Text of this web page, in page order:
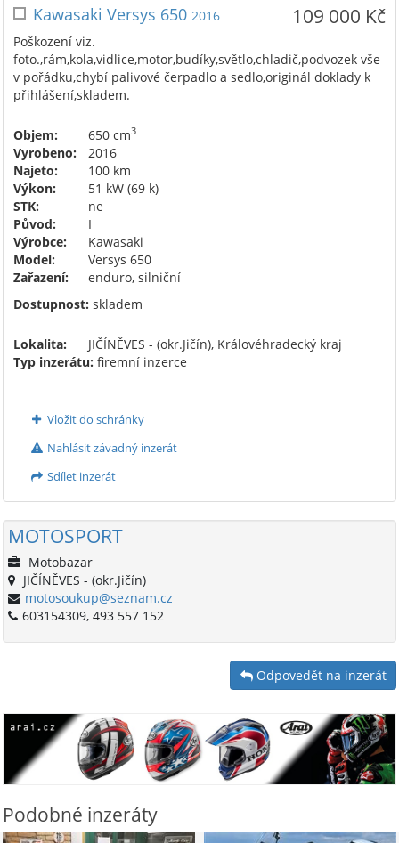
109 000 Kč
Kawasaki Versys 650 2016
Poškození viz.
foto.,rám,kola,vidlice,motor,budíky,světlo,chladič,podvozek vše
v pořádku,chybí palivové čerpadlo a sedlo,originál doklady k
přihlášení,skladem.
Objem: 650 cm3
Vyrobeno:
2016
Najeto:
100 km
Výkon:
51 kW (69 k)
STK:
ne
Původ:
I
Výrobce:
Kawasaki
Model:
Versys 650
Zařazení:
enduro, silniční
Dostupnost: skladem
Lokalita:
JIČÍNĚVES - (okr.Jičín), Královéhradecký kraj
Typ inzerátu: firemní inzerce
Vložit do schránky
Nahlásit závadný inzerát
Sdílet inzerát
MOTOSPORT
Motobazar
JIČÍNĚVES - (okr.Jičín)
motosoukup@seznam.cz
603154309, 493 557 152
Odpovedět na inzerát
Podobné inzeráty